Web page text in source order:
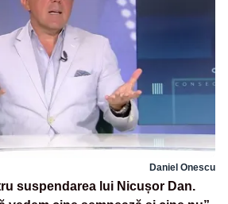
Daniel Onescu
suspendarea lui Nicușor Dan.